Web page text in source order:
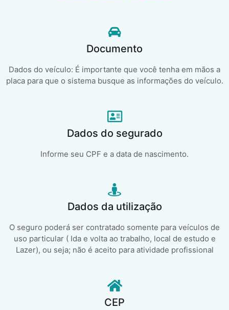
Documento
Dados do veículo: É importante que você tenha em mãos a
placa para que o sistema busque as informações do veículo.
Dados do segurado
Informe seu CPF e a data de nascimento.
Dados da utilização
O seguro poderá ser contratado somente para veículos de
uso particular ( Ida e volta ao trabalho, local de estudo e
Lazer), ou seja; não é aceito para atividade profissional
CEP